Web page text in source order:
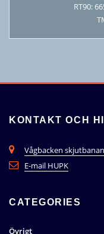
RT90:
KONTAKT OCH
Vågbacken skjutbanan
E-mail HUPK
CATEGORIES
Övrigt